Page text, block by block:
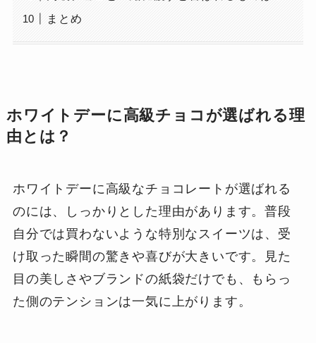
まとめ
ホワイトデーに高級チョコが選ばれる理
由とは？
ホワイトデーに高級なチョコレートが選ばれる
のには、しっかりとした理由があります。普段
自分では買わないような特別なスイーツは、受
け取った瞬間の驚きや喜びが大きいです。見た
目の美しさやブランドの紙袋だけでも、もらっ
た側のテンションは一気に上がります。